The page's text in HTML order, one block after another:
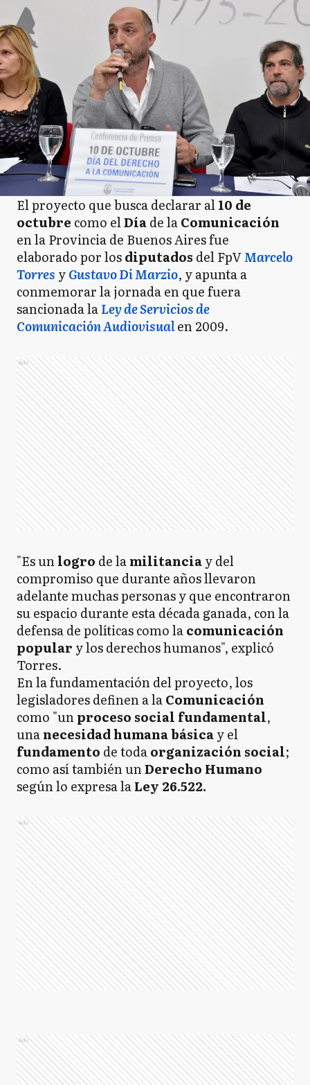
El proyecto que busca declarar al10 de
octubre como elDíade laComunicación
en la Provincia de Buenos Aires fue
elaborado por losdiputados del FpVMarcelo
Torres yGustavo Di Marzio, y apunta a
conmemorar la jornada en que fuera
sancionada laLey de Servicios de
ComunicaciónAudiovisualen 2009.
Ads
"Es unlogro de lamilitanciay del
compromiso que durante años llevaron
adelante muchas personas y que encontraron
su espacio durante esta década ganada, con la
defensa de políticas como lacomunicación
popular y los derechos humanos", explicó
Torres.
En la fundamentación del proyecto, los
legisladores definen a laComunicación
como "unproceso social fundamental,
unanecesidad humana básicay el
fundamento de todaorganización social;
como así también unDerecho Humano
según lo expresa laLey 26.522.
Ads
Ads